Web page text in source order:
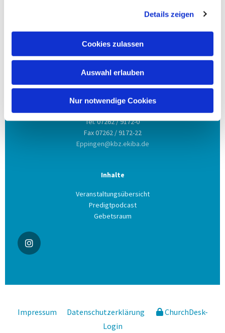
Details zeigen
Cookies zulassen
Auswahl erlauben
Nur notwendige Cookies
Anschrift
Evang. Kirchengemeinde Eppingen
Ludwig-Zorn-Str. 12
75031 Eppingen
Kontakt aufnehmen
Tel. 07262 / 9172-0
Fax 07262 / 9172-22
Eppingen@kbz.ekiba.de
Inhalte
Veranstaltungsübersicht
Predigtpodcast
Gebetsraum
Impressum Datenschutzerklärung
ChurchDesk-
Login